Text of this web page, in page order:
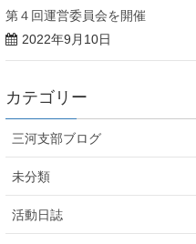
第４回運営委員会を開催
2022年9月10日
カテゴリー
三河支部ブログ
未分類
活動日誌